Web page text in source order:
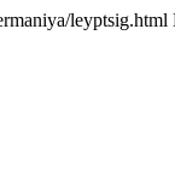
leyptsig.html